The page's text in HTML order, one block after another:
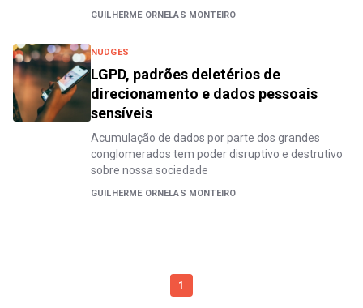
GUILHERME ORNELAS MONTEIRO
NUDGES
LGPD, padrões deletérios de
direcionamento e dados pessoais
sensíveis
Acumulação de dados por parte dos grandes
conglomerados tem poder disruptivo e destrutivo
sobre nossa sociedade
GUILHERME ORNELAS MONTEIRO
1